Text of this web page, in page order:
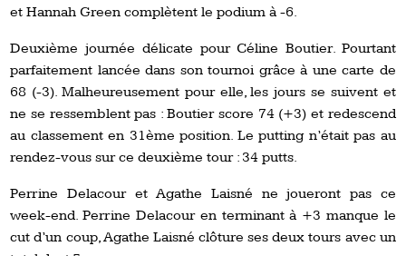
et Hannah Green complètent le podium à -6.
Deuxième journée délicate pour Céline Boutier. Pourtant
parfaitement lancée dans son tournoi grâce à une carte de
68 (-3). Malheureusement pour elle, les jours se suivent et
ne se ressemblent pas : Boutier score 74 (+3) et redescend
au classement en 31ème position. Le putting n’était pas au
rendez-vous sur ce deuxième tour : 34 putts.
Perrine Delacour et Agathe Laisné ne joueront pas ce
week-end. Perrine Delacour en terminant à +3 manque le
cut d’un coup, Agathe Laisné clôture ses deux tours avec un